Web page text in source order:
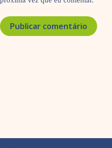
Publicar comentário